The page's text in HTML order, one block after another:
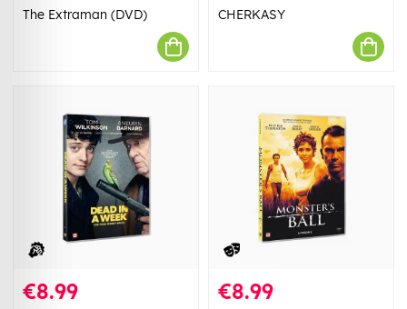
The Extraman (DVD) CHERKASY
€8.99 €8.99